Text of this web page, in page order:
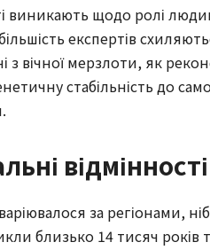
виникають щодо ролі
експертів
з вічної мерзлоти, як
стабільність до
за регіонами,
близько 14 тисяч років